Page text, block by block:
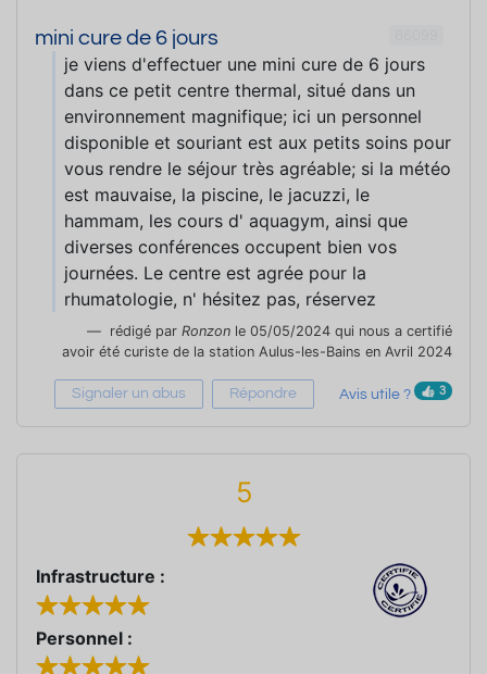
mini cure de 6 jours
je viens d'effectuer une mini cure de 6 jours
dans ce petit centre thermal, situé dans un
environnement magnifique; ici un personnel
disponible et souriant est aux petits soins pour
vous rendre le séjour très agréable; si la météo
est mauvaise, la piscine, le jacuzzi, le
hammam, les cours d' aquagym, ainsi que
diverses conférences occupent bien vos
journées. Le centre est agrée pour la
rhumatologie, n' hésitez pas, réservez
rédigé par Ronzon le 05/05/2024 qui nous a certifié
avoir été curiste de la station Aulus-les-Bains en Avril 2024
Signaler un abus Répondre Avis utile ? 3
5
Infrastructure :
Personnel :